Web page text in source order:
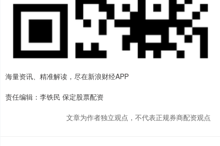
海量资讯、精准解读，尽在新浪财经APP
责任编辑：李铁民 保定股票配资
文章为作者独立观点，不代表正规券商配资观点